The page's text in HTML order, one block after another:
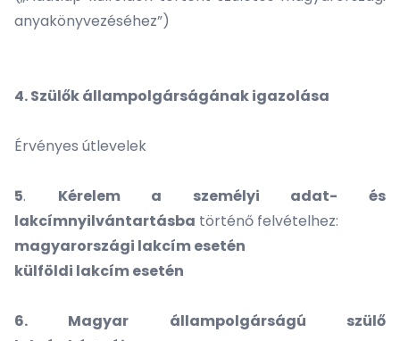
anyakönyvezéséhez”)
4. Szülők állampolgárságának igazolása
Érvényes útlevelek
5. Kérelem a személyi adat- és
lakcímnyilvántartásba történő felvételhez:
magyarországi lakcím esetén
külföldi lakcím esetén
6. Magyar állampolgárságú szülő